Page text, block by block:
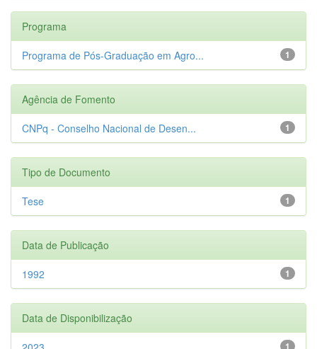
Programa
1
Programa de Pós-Graduação em Agro...
Agência de Fomento
1
CNPq - Conselho Nacional de Desen...
Tipo de Documento
1
Tese
Data de Publicação
1
1992
Data de Disponibilização
1